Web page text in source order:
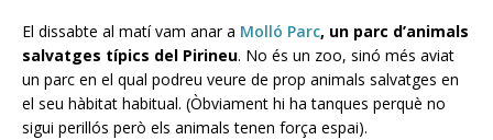
El dissabte al matí vam anar a Molló Parc, un parc d’animals
salvatges típics del Pirineu. No és un zoo, sinó més aviat
un parc en el qual podreu veure de prop animals salvatges en
el seu hàbitat habitual. (Òbviament hi ha tanques perquè no
sigui perillós però els animals tenen força espai).